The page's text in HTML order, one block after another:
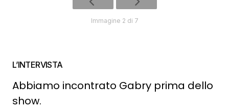
Immagine 2 di 7
L’INTERVISTA
Abbiamo incontrato Gabry prima dello
show.